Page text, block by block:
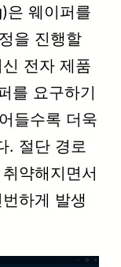
은 웨이퍼를
을 진행할
전자 제품
를 요구하기
들수록 더욱
. 절단 경로
약해지면서
하게 발생